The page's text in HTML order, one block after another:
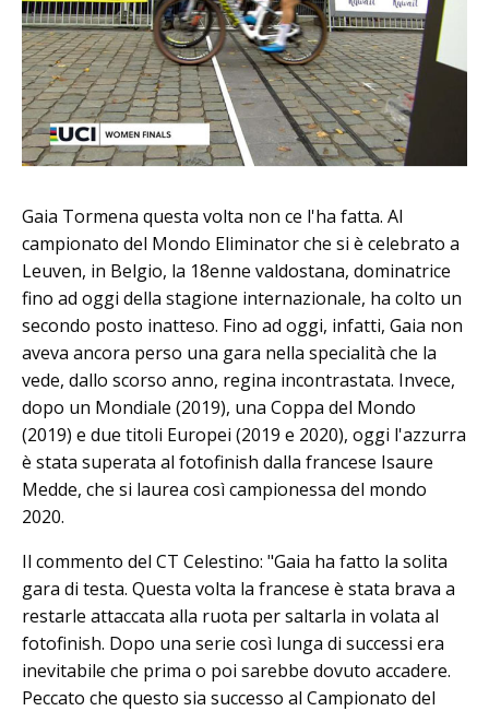
Gaia Tormena questa volta non ce l'ha fatta. Al
campionato del Mondo Eliminator che si è celebrato a
Leuven, in Belgio, la 18enne valdostana, dominatrice
fino ad oggi della stagione internazionale, ha colto un
secondo posto inatteso. Fino ad oggi, infatti, Gaia non
aveva ancora perso una gara nella specialità che la
vede, dallo scorso anno, regina incontrastata. Invece,
dopo un Mondiale (2019), una Coppa del Mondo
(2019) e due titoli Europei (2019 e 2020), oggi l'azzurra
è stata superata al fotofinish dalla francese Isaure
Medde, che si laurea così campionessa del mondo
2020.
Il commento del CT Celestino: "Gaia ha fatto la solita
gara di testa. Questa volta la francese è stata brava a
restarle attaccata alla ruota per saltarla in volata al
fotofinish. Dopo una serie così lunga di successi era
inevitabile che prima o poi sarebbe dovuto accadere.
Peccato che questo sia successo al Campionato del